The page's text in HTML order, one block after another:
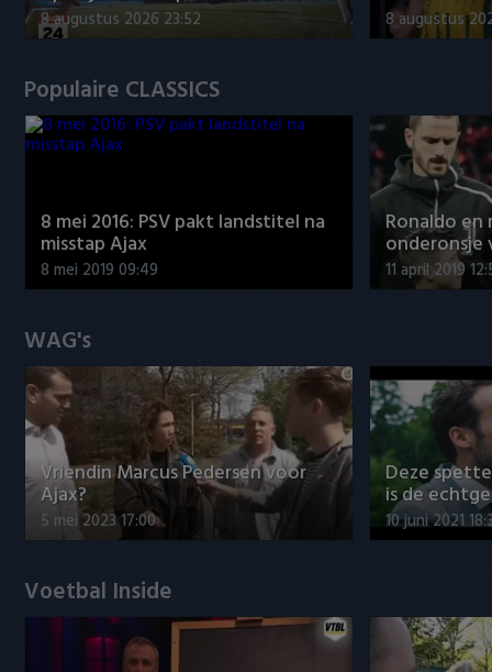
8 augustus 2026 23:52 8 augustus
Populaire CLASSICS
8 mei 2016: PSV pakt landstitel na
misstap Ajax
8 mei 2019 09:49
Ronaldo
onderonsje
11 april 2019
WAG's
Vriendin Marcus Pedersen voor
Ajax?
5 mei 2023 17:00
Deze
is de
10 juni 2021
Voetbal Inside